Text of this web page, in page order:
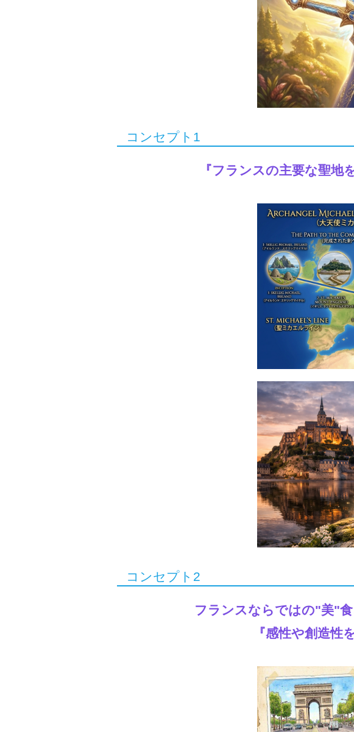
コンセプト1
『フランスの主要な聖地
コンセプト2
フランスならではの"美"
『感性や創造性